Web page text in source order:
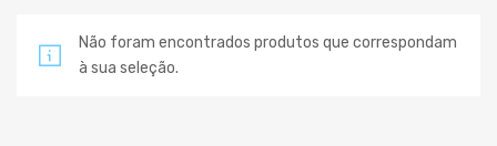
Não foram encontrados produtos que correspondam
à sua seleção.